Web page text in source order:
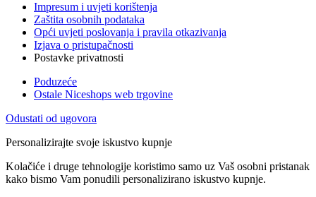
Impresum i uvjeti korištenja
Zaštita osobnih podataka
Opći uvjeti poslovanja i pravila otkazivanja
Izjava o pristupačnosti
Postavke privatnosti
Poduzeće
Ostale Niceshops web trgovine
Odustati od ugovora
Personalizirajte svoje iskustvo kupnje
Kolačiće i druge tehnologije koristimo samo uz Vaš osobni pristanak
kako bismo Vam ponudili personalizirano iskustvo kupnje.